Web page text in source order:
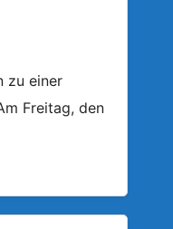
zu einer
Freitag, den